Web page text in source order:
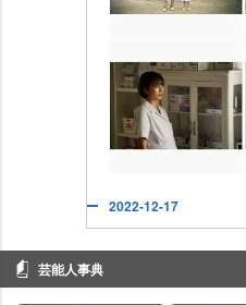
2022-12-17
芸能人事典